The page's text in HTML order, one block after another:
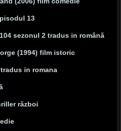
13
sezonul 2 tradus in română
(1994) film istoric
in romana
război